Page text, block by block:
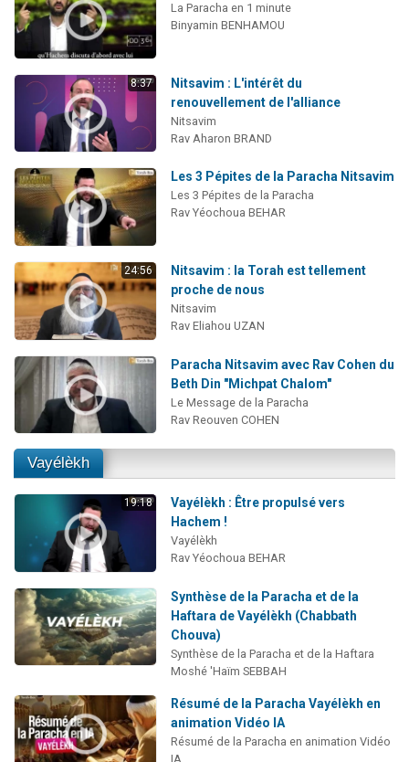
La Paracha en 1 minute
Binyamin BENHAMOU
8:37
Nitsavim : L'intérêt du
renouvellement de l'alliance
Nitsavim
Rav Aharon BRAND
Les 3 Pépites de la Paracha Nitsavim
Les 3 Pépites de la Paracha
Rav Yéochoua BEHAR
24:56
Nitsavim : la Torah est tellement
proche de nous
Nitsavim
Rav Eliahou UZAN
Paracha Nitsavim avec Rav Cohen du
Beth Din "Michpat Chalom"
Le Message de la Paracha
Rav Reouven COHEN
Vayélèkh
19:18
Vayélèkh : Être propulsé vers
Hachem !
Vayélèkh
Rav Yéochoua BEHAR
Synthèse de la Paracha et de la
Haftara de Vayélèkh (Chabbath
Chouva)
Synthèse de la Paracha et de la Haftara
Moshé 'Haïm SEBBAH
Résumé de la Paracha Vayélèkh en
animation Vidéo IA
Résumé de la Paracha en animation Vidéo
IA